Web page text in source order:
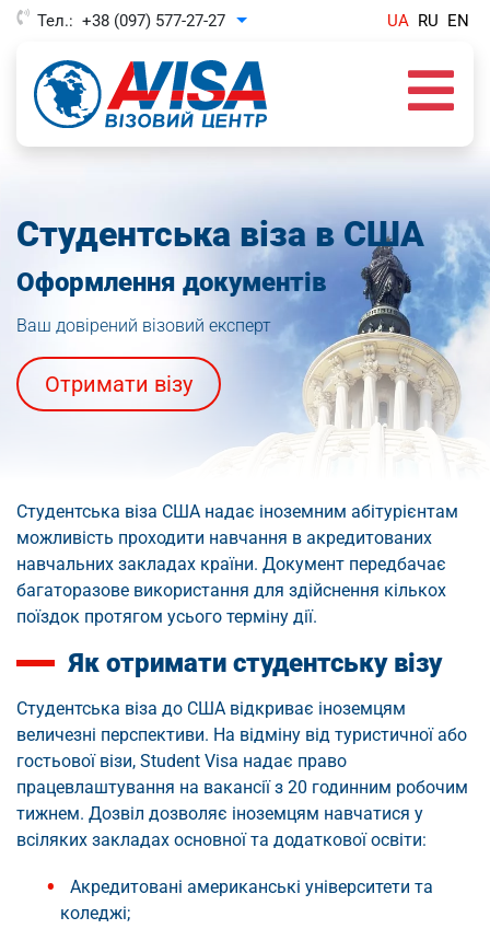
Тел.: +38 (097) 577-27-27 Toggle Dropdown UA RU EN
Cтудентська віза в США
Оформлення документів
Ваш довірений візовий експерт
Отримати візу
Студентська віза США надає іноземним абітурієнтам
можливість проходити навчання в акредитованих
навчальних закладах країни. Документ передбачає
багаторазове використання для здійснення кількох
поїздок протягом усього терміну дії.
Як отримати студентську візу
Студентська віза до США відкриває іноземцям
величезні перспективи. На відміну від туристичної або
гостьової візи, Student Visa надає право
працевлаштування на вакансії з 20 годинним робочим
тижнем. Дозвіл дозволяє іноземцям навчатися у
всіляких закладах основної та додаткової освіти:
Акредитовані американські університети та
коледжі;